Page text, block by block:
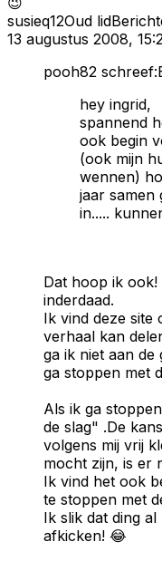
susieq12Oud lid
13 augustus 2008,
pooh82
hey ingrid,
spannend
ook begin
(ook mijn
wennen)
jaar samen
in.....
Dat hoop ik
inderdaad.
Ik vind deze site
verhaal kan
ga ik niet aan
ga stoppen met
Als ik ga
de slag" .De
volgens mij vrij
mocht zijn, is er
Ik vind het ook
te stoppen met
Ik slik dat ding
afkicken! 😂